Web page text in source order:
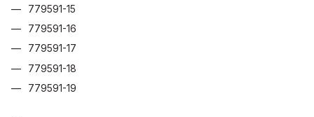
779591-15
779591-16
779591-17
779591-18
779591-19